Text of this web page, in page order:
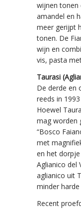
wijnen tonen
amandel en
meer gerijpt
tonen. De
wijn en
vis, pasta
Taurasi
De derde en
reeds in
Hoewel
mag worden
“Bosco
met
en het
Aglianico del
aglianico uit
minder
Recent